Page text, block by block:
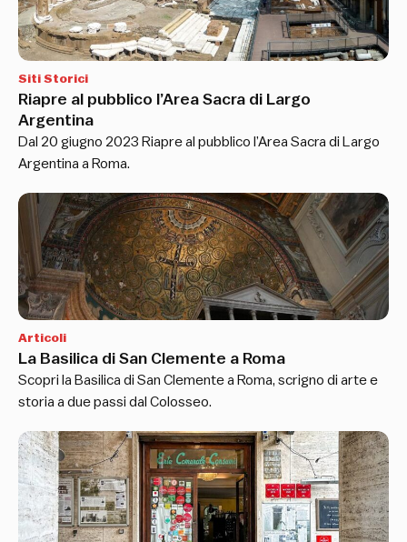
Siti Storici
Riapre al pubblico l’Area Sacra di Largo
Argentina
Dal 20 giugno 2023 Riapre al pubblico l’Area Sacra di Largo
Argentina a Roma.
Articoli
La Basilica di San Clemente a Roma
Scopri la Basilica di San Clemente a Roma, scrigno di arte e
storia a due passi dal Colosseo.